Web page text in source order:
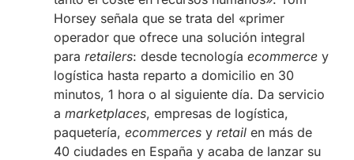
Horsey señala que se trata del «primer
operador que ofrece una solución integral
para retailers: desde tecnología ecommercey
logística hasta reparto a domicilio en 30
minutos, 1 hora o al siguiente día. Da servicio
a marketplaces, empresas de logística,
paquetería, ecommercesy retailen más de
40 ciudades en España y acaba de lanzar su